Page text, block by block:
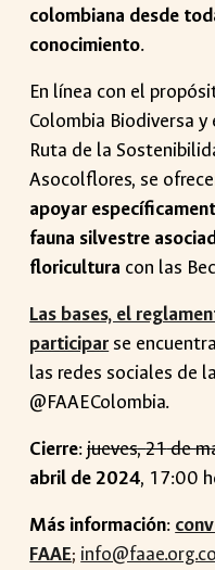
colombiana desde
conocimiento.
En línea con el
Colombia Biodiversa
Ruta de la
Asocolflores, se
apoyar
fauna silvestre
floricultura con las
Las bases, el
participarse
las redes sociales de
@FAAEColombia.
Cierre:jueves,21de
abril de 2024, 17:00
Más información:
FAAE; info@faae.org.co